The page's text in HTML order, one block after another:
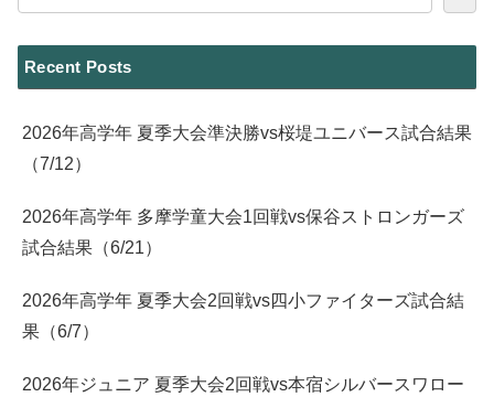
Recent Posts
2026年高学年 夏季大会準決勝vs桜堤ユニバース試合結果
（7/12）
2026年高学年 多摩学童大会1回戦vs保谷ストロンガーズ
試合結果（6/21）
2026年高学年 夏季大会2回戦vs四小ファイターズ試合結
果（6/7）
2026年ジュニア 夏季大会2回戦vs本宿シルバースワロー